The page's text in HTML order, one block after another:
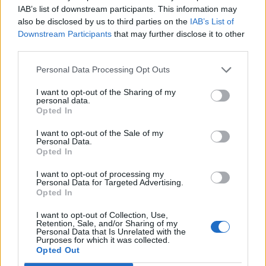
IAB’s list of downstream participants. This information may
also be disclosed by us to third parties on the IAB’s List of
Downstream Participants that may further disclose it to other
Personal Data Processing Opt Outs
I want to opt-out of the Sharing of my
personal data.
Opted In
I want to opt-out of the Sale of my
Personal Data.
Opted In
I want to opt-out of processing my
Personal Data for Targeted Advertising.
Opted In
I want to opt-out of Collection, Use,
Retention, Sale, and/or Sharing of my
Personal Data that Is Unrelated with the
Purposes for which it was collected.
Opted Out
е момент. Вечер кога музиката станува чиста
емоција.
Не пропуштајте го концертот на Емина Јаховиќ
почеток од 20:00 часот!
© Vecer.mk, правата за текстот се на редакцијата
Почина познатиот продуцент
Со замрзнати овошја се
разладуваат животните во ЗОО